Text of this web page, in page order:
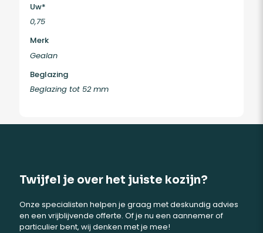
Uw*
0,75
Merk
Gealan
Beglazing
Beglazing tot 52 mm
Twijfel je over het juiste kozijn?
Onze specialisten helpen je graag met deskundig advies
en een vrijblijvende offerte. Of je nu een aannemer of
particulier bent, wij denken met je mee!